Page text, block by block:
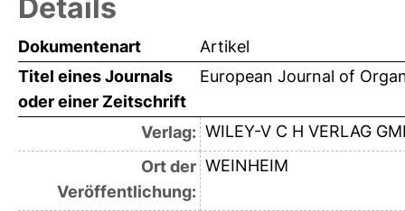
Details
Dokumentenart
Artikel
Titel eines Journals
oder einer Zeitschrift
European Journal of
Verlag: WILEY-V C H VERLAG
Ort der
Veröffentlichung:
WEINHEIM